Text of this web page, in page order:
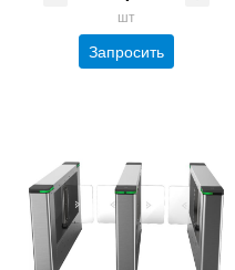
шт
Запросить